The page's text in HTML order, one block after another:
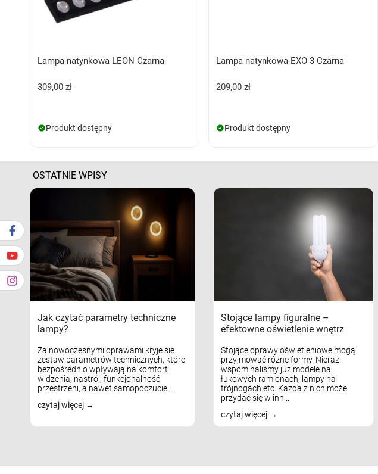
Lampa natynkowa LEON Czarna
309,00 zł
Produkt dostępny
Lampa natynkowa EXO 3 Czarna
209,00 zł
Produkt dostępny
OSTATNIE WPISY
Jak czytać parametry techniczne
lampy?
Za nowoczesnymi oprawami kryje się
zestaw parametrów technicznych, które
bezpośrednio wpływają na komfort
widzenia, nastrój, funkcjonalność
przestrzeni, a nawet samopoczucie...
czytaj więcej
Stojące lampy figuralne –
efektowne oświetlenie wnętrz
Stojące oprawy oświetleniowe mogą
przyjmować różne formy. Nieraz
wspominaliśmy już modele na
łukowych ramionach, lampy na
trójnogach etc. Każda z nich może
przydać się w inn...
czytaj więcej